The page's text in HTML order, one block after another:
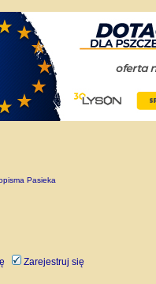
Zarejestruj się